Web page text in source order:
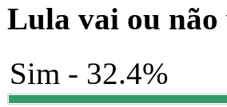
Lula vai ou não
Sim - 32.4%